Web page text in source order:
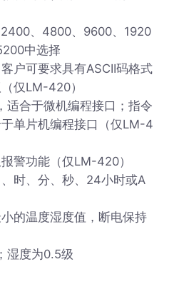
、4800、9600、1920
中选择
户可要求具有ASCII码格式
仅LM-420）
适合于微机编程接口；指令
单片机编程接口（仅LM-4
警功能（仅LM-420）
时、分、秒、24小时或A
的温度湿度值，断电保持
湿度为0.5级